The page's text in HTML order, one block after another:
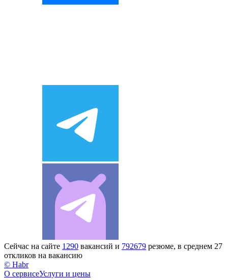
Сейчас на сайте 1290 вакансий и 792679 резюме, в среднем 27
откликов на вакансию
© Habr
О сервисеУслуги и цены